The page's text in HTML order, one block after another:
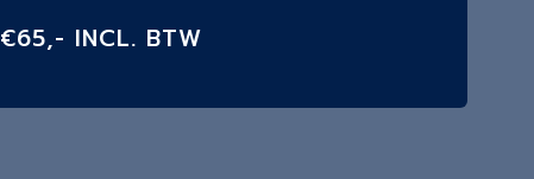
€65,- INCL. BTW